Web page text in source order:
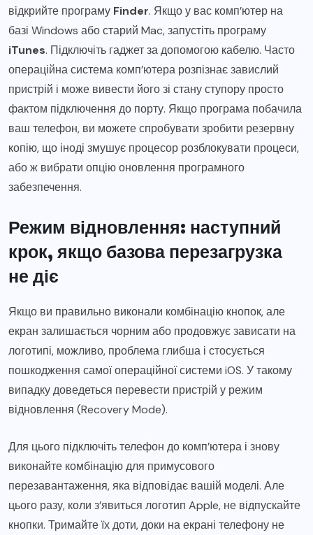
відкрийте програму Finder. Якщо у вас комп’ютер на
базі Windows або старий Mac, запустіть програму
iTunes. Підключіть гаджет за допомогою кабелю. Часто
операційна система комп’ютера розпізнає завислий
пристрій і може вивести його зі стану ступору просто
фактом підключення до порту. Якщо програма побачила
ваш телефон, ви можете спробувати зробити резервну
копію, що іноді змушує процесор розблокувати процеси,
або ж вибрати опцію оновлення програмного
забезпечення.
Режим відновлення: наступний
крок, якщо базова перезагрузка
не діє
Якщо ви правильно виконали комбінацію кнопок, але
екран залишається чорним або продовжує зависати на
логотипі, можливо, проблема глибша і стосується
пошкодження самої операційної системи iOS. У такому
випадку доведеться перевести пристрій у режим
відновлення (Recovery Mode).
Для цього підключіть телефон до комп’ютера і знову
виконайте комбінацію для примусового
перезавантаження, яка відповідає вашій моделі. Але
цього разу, коли з’явиться логотип Apple, не відпускайте
кнопки. Тримайте їх доти, доки на екрані телефону не